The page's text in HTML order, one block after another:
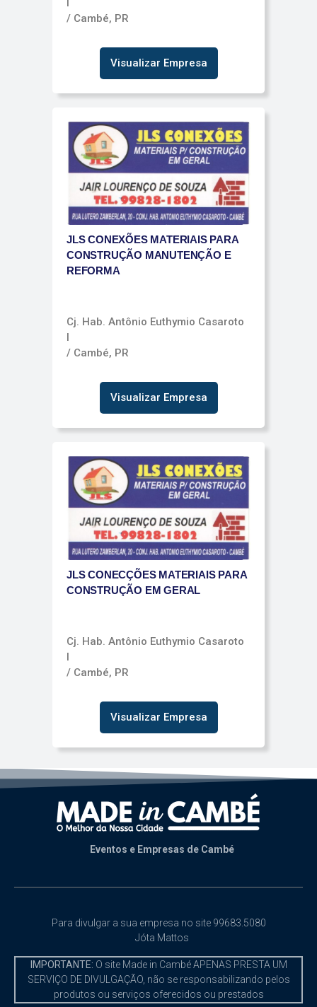
/ Cambé, PR
Visualizar Empresa
JLS CONEXÕES MATERIAIS PARA
CONSTRUÇÃO MANUTENÇÃO E
REFORMA
Cj. Hab. Antônio Euthymio Casaroto
/ Cambé, PR
Visualizar Empresa
JLS CONECÇÕES MATERIAIS PARA
CONSTRUÇÃO EM GERAL
Cj. Hab. Antônio Euthymio Casaroto
I
/ Cambé, PR
Visualizar Empresa
Eventos e Empresas de Cambé
Para divulgar a sua empresa no site 99683.5080
Jóta Mattos
IMPORTANTE: O site Made in Cambé APENAS PRESTA UM
SERVIÇO DE DIVULGAÇÃO, não se responsabilizando pelos
produtos ou serviços oferecidos ou prestados